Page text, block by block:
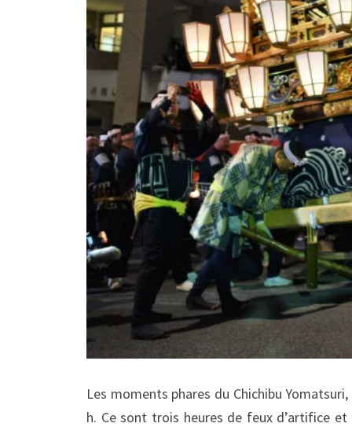
Les moments phares du Chichibu
h. Ce sont trois heures de feux d’artifice